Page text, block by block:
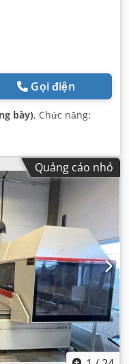
Gọi điện
bày), Chức năng:
Quảng cáo nhỏ